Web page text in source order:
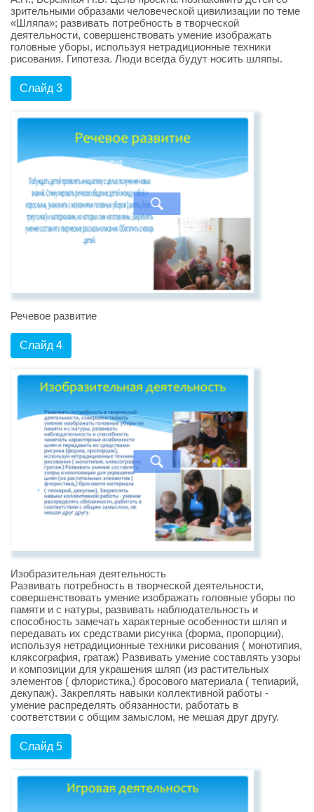
зрительными образами человеческой цивилизации по теме
«Шляпа»; развивать потребность в творческой
деятельности, совершенствовать умение изображать
головные уборы, используя нетрадиционные техники
рисования. Гипотеза. Люди всегда будут носить шляпы.
Слайд 3
Речевое развитие
Слайд 4
Изобразительная деятельность
Развивать потребность в творческой деятельности,
совершенствовать умение изображать головные уборы по
памяти и с натуры, развивать наблюдательность и
способность замечать характерные особенности шляп и
передавать их средствами рисунка (форма, пропорции),
используя нетрадиционные техники рисования ( монотипия,
кляксография, гратаж) Развивать умение составлять узоры
и композиции для украшения шляп (из растительных
элементов ( флористика,) бросового материала ( тепиарий,
декупаж). Закреплять навыки коллективной работы -
умение распределять обязанности, работать в
соответствии с общим замыслом, не мешая друг другу.
Слайд 5